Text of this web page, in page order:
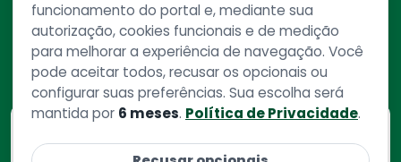
Redes Sociais
o cadastro da instituição no
funcionamento do portal e, mediante sua
autorização, cookies funcionais e de medição
para melhorar a experiência de navegação. Você
pode aceitar todos, recusar os opcionais ou
configurar suas preferências. Sua escolha será
mantida por 6 meses. Política de Privacidade.